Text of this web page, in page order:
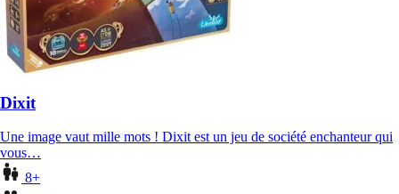
Dixit
Une image vaut mille mots ! Dixit est un jeu de société enchanteur qui
vous…
8+